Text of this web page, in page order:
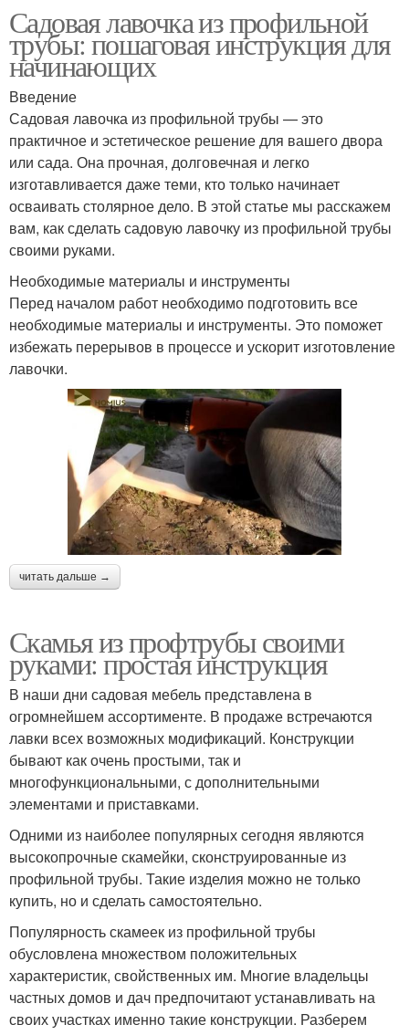
Садовая лавочка из профильной
трубы: пошаговая инструкция для
начинающих
Введение
Садовая лавочка из профильной трубы — это
практичное и эстетическое решение для вашего двора
или сада. Она прочная, долговечная и легко
изготавливается даже теми, кто только начинает
осваивать столярное дело. В этой статье мы расскажем
вам, как сделать садовую лавочку из профильной трубы
своими руками.
Необходимые материалы и инструменты
Перед началом работ необходимо подготовить все
необходимые материалы и инструменты. Это поможет
избежать перерывов в процессе и ускорит изготовление
лавочки.
читать дальше →
Скамья из профтрубы своими
руками: простая инструкция
В наши дни садовая мебель представлена в
огромнейшем ассортименте. В продаже встречаются
лавки всех возможных модификаций. Конструкции
бывают как очень простыми, так и
многофункциональными, с дополнительными
элементами и приставками.
Одними из наиболее популярных сегодня являются
высокопрочные скамейки, сконструированные из
профильной трубы. Такие изделия можно не только
купить, но и сделать самостоятельно.
Популярность скамеек из профильной трубы
обусловлена множеством положительных
характеристик, свойственных им. Многие владельцы
частных домов и дач предпочитают устанавливать на
своих участках именно такие конструкции. Разберем